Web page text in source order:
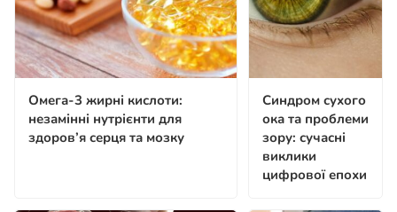
Омега-3 жирні кислоти:
незамінні нутрієнти для
здоров’я серця та мозку
Синдром сухого
ока та проблеми
зору: сучасні
виклики
цифрової епохи